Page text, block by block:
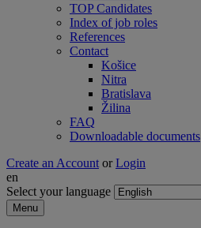
TOP Candidates
Index of job roles
References
Contact
Košice
Nitra
Bratislava
Žilina
FAQ
Downloadable documents
Create an Account or Login
en
Select your language
Menu